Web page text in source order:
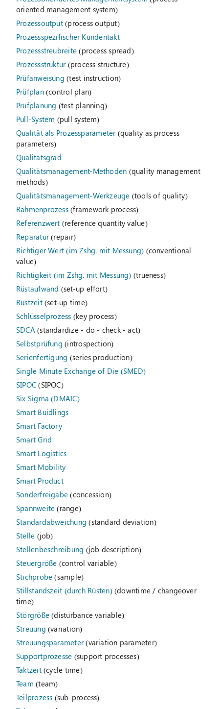
oriented management system)
Prozessoutput(process output)
Prozessspezifischer Kundentakt
Prozessstreubreite (process spread)
Prozessstruktur(process structure)
Prüfanweisung (test instruction)
Prüfplan(control plan)
Prüfplanung (test planning)
Pull-System (pull system)
Qualität als Prozessparameter(quality as process
parameters)
Qualitätsgrad
Qualitätsmanagement-Methoden (quality management
methods)
Qualitätsmanagement-Werkzeuge (tools of quality)
Rahmenprozess(framework process)
Referenzwert (reference quantity value)
Reparatur(repair)
Richtiger Wert (im Zshg. mit Messung) (conventional
value)
Richtigkeit (im Zshg. mit Messung) (trueness)
Rüstaufwand (set-up effort)
Rüstzeit(set-up time)
Schlüsselprozess (key process)
SDCA(standardize - do - check - act)
Selbstprüfung (introspection)
Serienfertigung (series production)
Single Minute Exchange of Die (SMED)
SIPOC (SIPOC)
Six Sigma (DMAIC)
Smart Buidlings
Smart Factory
Smart Grid
Smart Logistics
Smart Mobility
Smart Product
Sonderfreigabe (concession)
Spannweite (range)
Standardabweichung (standard deviation)
Stelle (job)
Stellenbeschreibung (job description)
Steuergröße (control variable)
Stichprobe (sample)
Stillstandszeit (durch Rüsten)(downtime / changeover
time)
Störgröße (disturbance variable)
Streuung (variation)
Streuungsparameter(variation parameter)
Supportprozesse (support processes)
Taktzeit(cycle time)
Team (team)
Teilprozess (sub-process)